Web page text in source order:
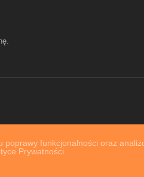
poprawy funkcjonalności oraz
Prywatności.